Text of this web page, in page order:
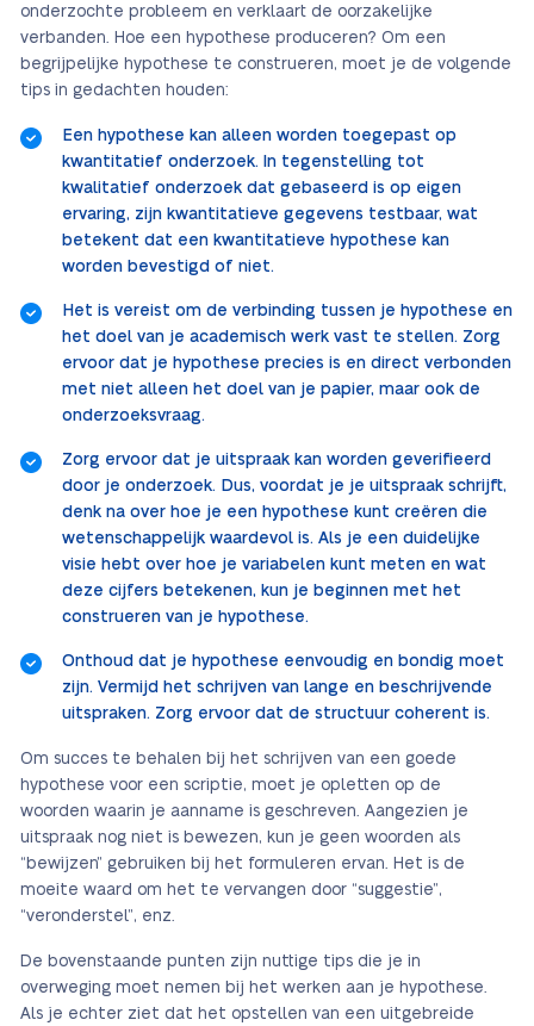
onderzochte probleem en verklaart de oorzakelijke
verbanden. Hoe een hypothese produceren? Om een
begrijpelijke hypothese te construeren, moet je de volgende
tips in gedachten houden:
Een hypothese kan alleen worden toegepast op
kwantitatief onderzoek. In tegenstelling tot
kwalitatief onderzoek dat gebaseerd is op eigen
ervaring, zijn kwantitatieve gegevens testbaar, wat
betekent dat een kwantitatieve hypothese kan
worden bevestigd of niet.
Het is vereist om de verbinding tussen je hypothese en
het doel van je academisch werk vast te stellen. Zorg
ervoor dat je hypothese precies is en direct verbonden
met niet alleen het doel van je papier, maar ook de
onderzoeksvraag.
Zorg ervoor dat je uitspraak kan worden geverifieerd
door je onderzoek. Dus, voordat je je uitspraak schrijft,
denk na over hoe je een hypothese kunt creëren die
wetenschappelijk waardevol is. Als je een duidelijke
visie hebt over hoe je variabelen kunt meten en wat
deze cijfers betekenen, kun je beginnen met het
construeren van je hypothese.
Onthoud dat je hypothese eenvoudig en bondig moet
zijn. Vermijd het schrijven van lange en beschrijvende
uitspraken. Zorg ervoor dat de structuur coherent is.
Om succes te behalen bij het schrijven van een goede
hypothese voor een scriptie, moet je opletten op de
woorden waarin je aanname is geschreven. Aangezien je
uitspraak nog niet is bewezen, kun je geen woorden als
“bewijzen” gebruiken bij het formuleren ervan. Het is de
moeite waard om het te vervangen door “suggestie”,
“veronderstel”, enz.
De bovenstaande punten zijn nuttige tips die je in
overweging moet nemen bij het werken aan je hypothese.
Als je echter ziet dat het opstellen van een uitgebreide